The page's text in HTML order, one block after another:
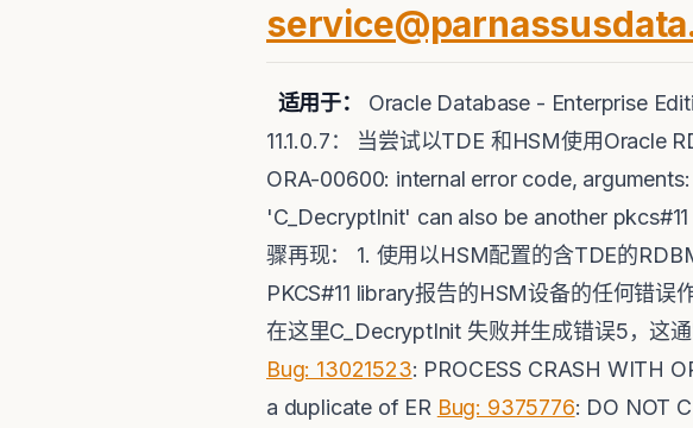
适用于： Oracle Database - Enterprise
11.1.0.7： 当尝试以TDE 和HSM使用
ORA-00600: internal error code,
'C_DecryptInit' can also be another
骤再现： 1. 使用以HSM配置的含TDE的
PKCS#11 library报告的HSM设备的任何错误
在这里C_DecryptInit 失败并生成错误5，这
Bug: 13021523: PROCESS CRASH WITH
a duplicate of ER Bug: 9375776: DO NOT